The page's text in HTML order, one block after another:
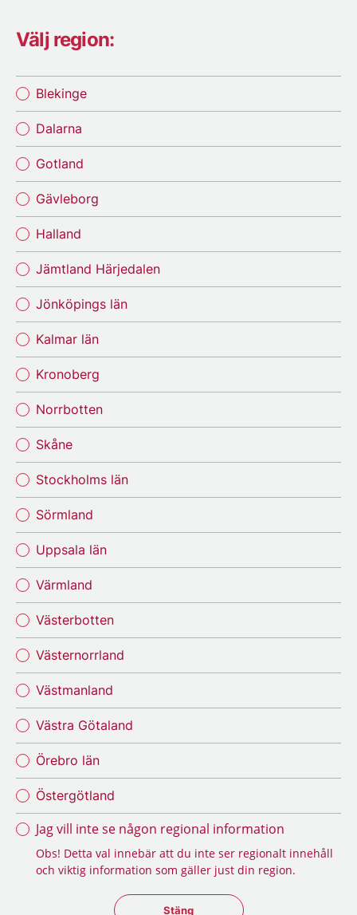
Välj region:
Blekinge
Dalarna
Gotland
Gävleborg
Halland
Jämtland Härjedalen
Jönköpings län
Kalmar län
Kronoberg
Norrbotten
Skåne
Stockholms län
Sörmland
Uppsala län
Värmland
Västerbotten
Västernorrland
Västmanland
Västra Götaland
Örebro län
Östergötland
Jag vill inte se någon regional information
Obs! Detta val innebär att du inte ser regionalt innehåll
och viktig information som gäller just din region.
Stäng regionsväljaren
Stäng